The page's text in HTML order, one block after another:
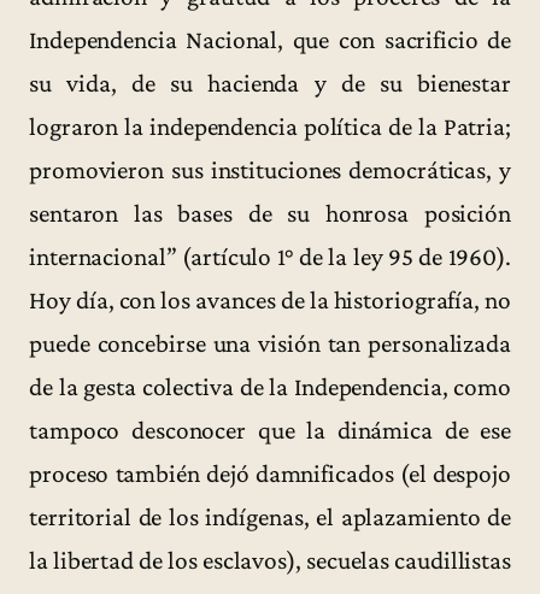
Independencia Nacional, que con sacrificio de
su vida, de su hacienda y de su bienestar
lograron la independencia política de la Patria;
promovieron sus instituciones democráticas, y
sentaron las bases de su honrosa posición
internacional” (artículo 1° de la ley 95 de 1960).
Hoy día, con los avances de la historiografía, no
puede concebirse una visión tan personalizada
de la gesta colectiva de la Independencia, como
tampoco desconocer que la dinámica de ese
proceso también dejó damnificados (el despojo
territorial de los indígenas, el aplazamiento de
la libertad de los esclavos), secuelas caudillistas